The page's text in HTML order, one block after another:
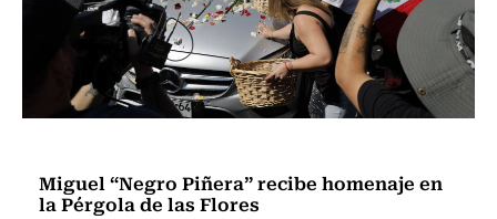
Miguel “Negro Piñera” recibe homenaje en
la Pérgola de las Flores